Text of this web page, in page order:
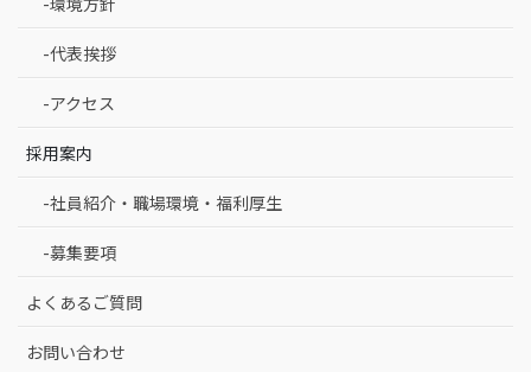
-代表挨拶
-アクセス
採用案内
-社員紹介・職場環境・福利厚生
-募集要項
よくあるご質問
お問い合わせ